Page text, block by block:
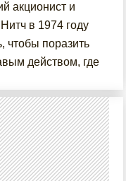
акционист и
в 1974 году
чтобы поразить
действом, где